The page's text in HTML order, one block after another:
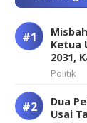
Ketua
2031,
Politik
Dua
Usai